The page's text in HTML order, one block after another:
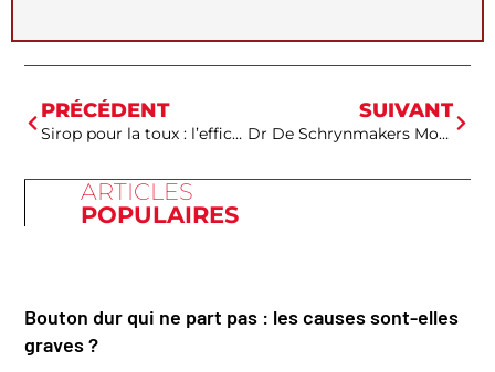
PRÉCÉDENT
Sirop pour la toux : l’efficacité réelle ou les remèdes naturels ?
SUIVANT
Dr De Schrynmakers Montigny-sur-Loing : les informations pratiques pour le rendez-vous
ARTICLES
POPULAIRES
Bouton dur qui ne part pas : les causes sont-elles
graves ?